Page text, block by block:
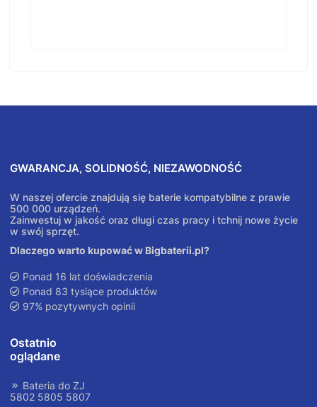
GWARANCJA, SOLIDNOŚĆ, NIEZAWODNOŚĆ
W naszej ofercie znajdują się baterie kompatybilne z prawie
500 000 urządzeń.
Zainwestuj w jakość oraz długi czas pracy i tchnij nowe życie
w swój sprzęt.
Dlaczego warto kupować w Bigbaterii.pl?
Ponad 16 lat doświadczenia
Ponad 83 tysiące produktów
97% pozytywnych opinii
Ostatnio
oglądane
Bateria do ZJ
5802 5805 5807